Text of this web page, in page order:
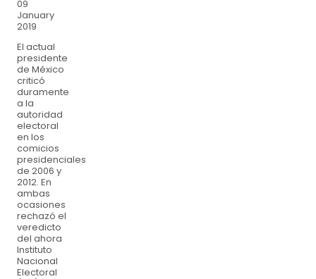
09
January
2019
El actual
presidente
de México
criticó
duramente
a la
autoridad
electoral
en los
comicios
presidenciales
de 2006 y
2012. En
ambas
ocasiones
rechazó el
veredicto
del ahora
Instituto
Nacional
Electoral